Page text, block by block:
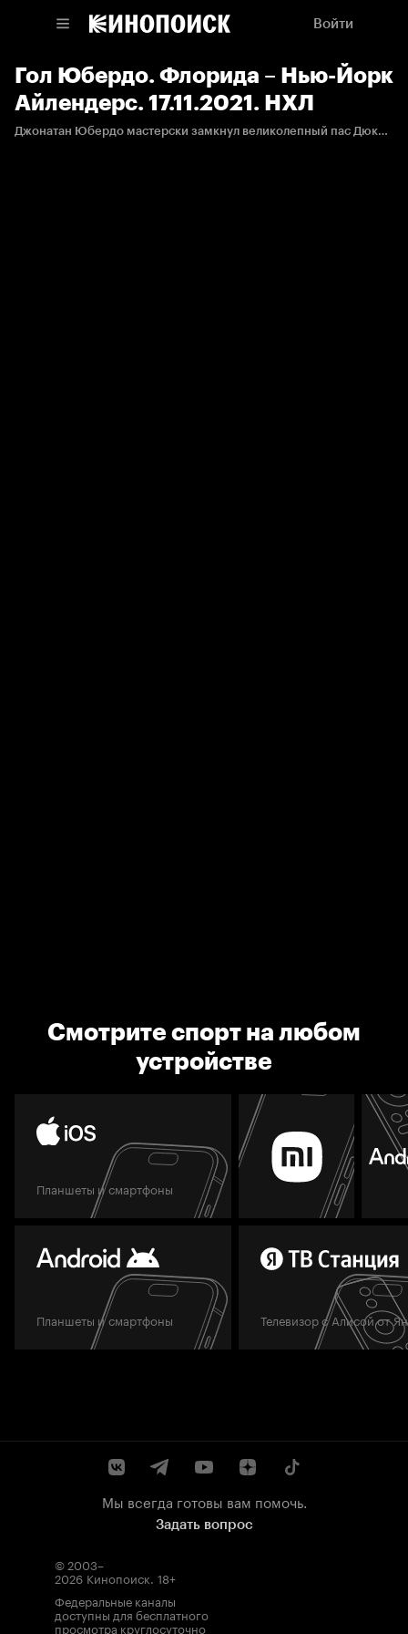
Войти
Гол Юбердо. Флорида – Нью-Йорк
Айлендерс. 17.11.2021. НХЛ
Джонатан Юбердо мастерски замкнул великолепный пас Дюклера.
Смотрите спорт на любом
устройстве
Планшеты и смартфоны
Планшеты и смартфоны Телевизор с Алисой от
Мы всегда готовы вам помочь.
Задать вопрос
© 2003–
2026 Кинопоиск. 18+
Федеральные каналы
доступны для бесплатного
просмотра круглосуточно